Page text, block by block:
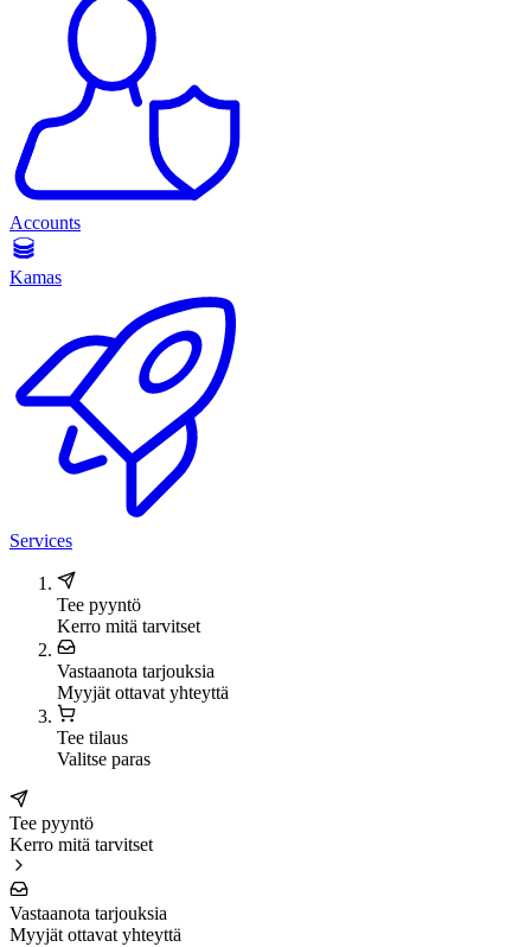
Accounts
Kamas
Services
Tee pyyntö
Kerro mitä tarvitset
Vastaanota tarjouksia
Myyjät ottavat yhteyttä
Tee tilaus
Valitse paras
Tee pyyntö
Kerro mitä tarvitset
Vastaanota tarjouksia
Myyjät ottavat yhteyttä